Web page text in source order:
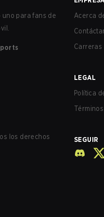
uno para fans de
los derechos
Acerca
Carreras
LEGAL
Política
SEGUIR